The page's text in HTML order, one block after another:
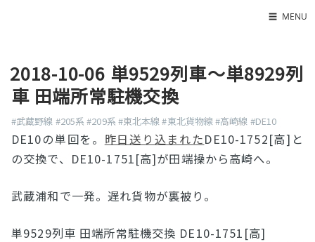
About
☰ MENU
2018-10-06 単9529列車〜単8929列
車 田端所常駐機交換
#武蔵野線 #205系 #209系 #東北本線#東北貨物線#高崎線 #DE10
DE10の単回を。 昨日送り込まれたDE10-1752[高]と
の交換で、DE10-1751[高]が田端操から高崎へ。
武蔵浦和で一発。遅れ貨物が裏被り。
単9529列車 田端所常駐機交換 DE10-1751[高]